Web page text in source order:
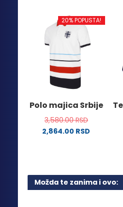
ima
više
varijanti.
Opcije
mogu
biti
izabrane
stranici
proizvoda.
20% POPUSTA!
Polo majica Srbije
3,580.00RSD
2,864.00 RSD
više
varijanti.
Možda te zanima i ovo: